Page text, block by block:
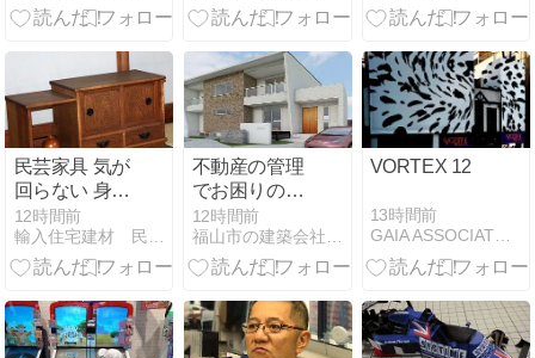
（ADR）の
資格』
民芸家具 気が
回らない 身だ
しなみ
12時間前
不動産の管理
でお困りの
方！相談して
ください！
12時間前
VORTEX 12
13時間前